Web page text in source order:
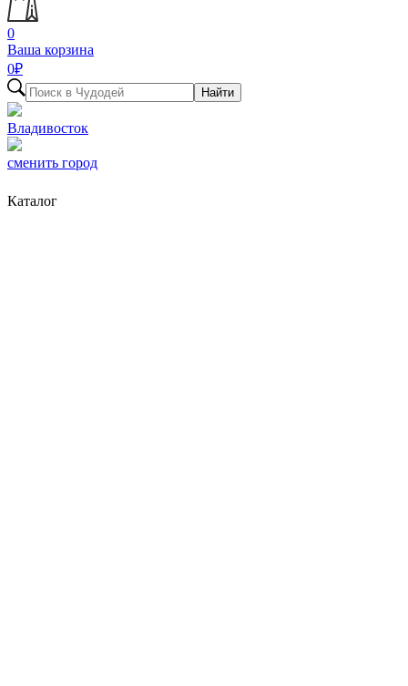
0
Ваша корзина
0₽
Найти
Владивосток
сменить город
Каталог